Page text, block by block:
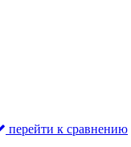
перейти к сравнению